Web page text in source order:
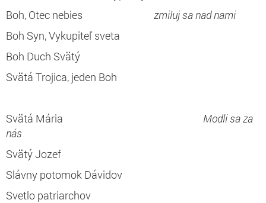
Boh, Otec nebies zmiluj sa nad nami
Boh Syn, Vykupiteľ sveta
Boh Duch Svätý
Svätá Trojica, jeden Boh
Svätá Mária Modli sa za
nás
Svätý Jozef
Slávny potomok Dávidov
Svetlo patriarchov